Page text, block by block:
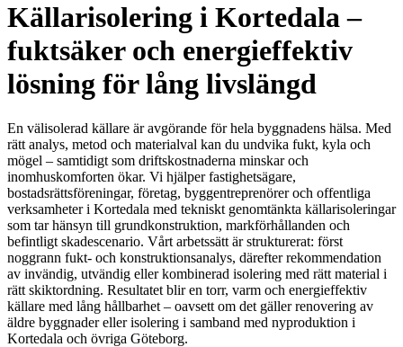
Källarisolering i Kortedala –
fuktsäker och energieffektiv
lösning för lång livslängd
En välisolerad källare är avgörande för hela byggnadens hälsa. Med
rätt analys, metod och materialval kan du undvika fukt, kyla och
mögel – samtidigt som driftskostnaderna minskar och
inomhuskomforten ökar. Vi hjälper fastighetsägare,
bostadsrättsföreningar, företag, byggentreprenörer och offentliga
verksamheter i Kortedala med tekniskt genomtänkta källarisoleringar
som tar hänsyn till grundkonstruktion, markförhållanden och
befintligt skadescenario. Vårt arbetssätt är strukturerat: först
noggrann fukt- och konstruktionsanalys, därefter rekommendation
av invändig, utvändig eller kombinerad isolering med rätt material i
rätt skiktordning. Resultatet blir en torr, varm och energieffektiv
källare med lång hållbarhet – oavsett om det gäller renovering av
äldre byggnader eller isolering i samband med nyproduktion i
Kortedala och övriga Göteborg.